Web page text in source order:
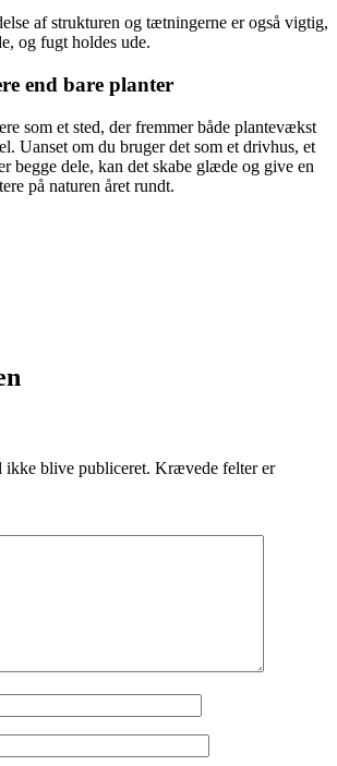
af strukturen og tætningerne er også vigtig,
og fugt holdes ude.
end bare planter
som et sted, der fremmer både plantevækst
Uanset om du bruger det som et drivhus, et
begge dele, kan det skabe glæde og give en
på naturen året rundt.
ikke blive publiceret. Krævede felter er